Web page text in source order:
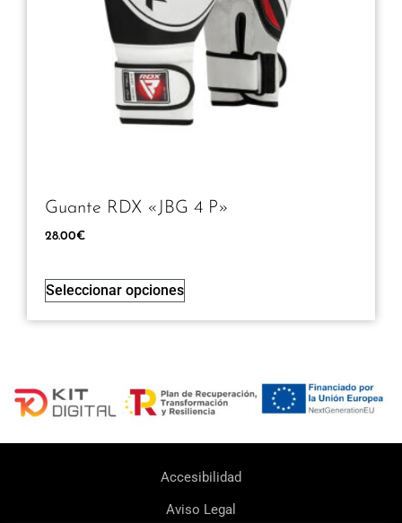
Guante RDX «JBG 4 P»
28.00€
Seleccionar opciones
Accesibilidad
Aviso Legal